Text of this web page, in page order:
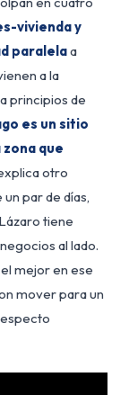
vivienda y
paralelaa
a la
principios de
es un sitio
que
otro
par de días,
tiene
al lado.
mejor en ese
mover para un